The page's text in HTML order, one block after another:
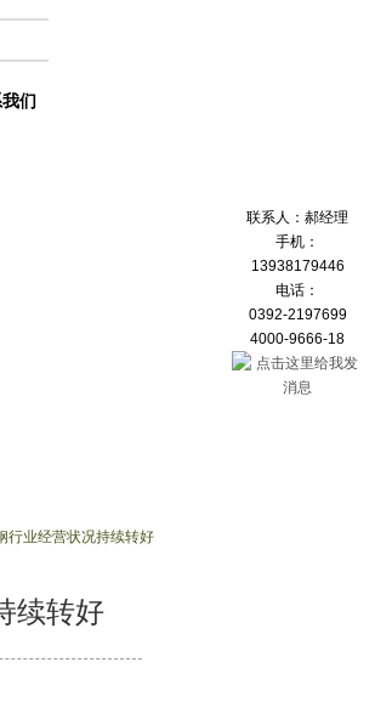
们
行业经营状况持续转好
续转好
联系人：郝经理
手机：
13938179446
电话：
0392-2197699
4000-9666-18